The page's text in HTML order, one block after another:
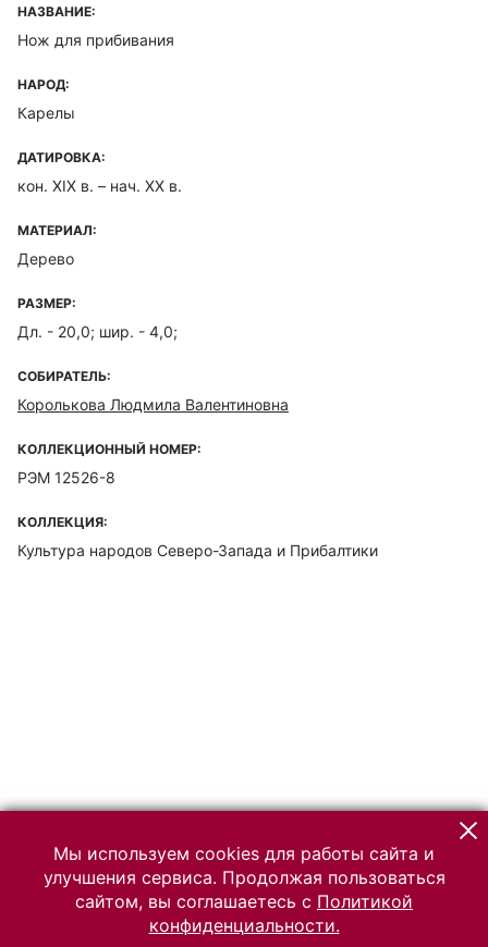
НАЗВАНИЕ:
Нож для прибивания
НАРОД:
Карелы
ДАТИРОВКА:
кон. XIX в. – нач. XX в.
МАТЕРИАЛ:
Дерево
РАЗМЕР:
Дл. - 20,0; шир. - 4,0;
СОБИРАТЕЛЬ:
Королькова Людмила Валентиновна
КОЛЛЕКЦИОННЫЙ НОМЕР:
РЭМ 12526-8
КОЛЛЕКЦИЯ:
Культура народов Северо-Запада и Прибалтики
Мы используем cookies для работы сайта и
улучшения сервиса. Продолжая пользоваться
сайтом, вы соглашаетесь с Политикой
конфиденциальности.